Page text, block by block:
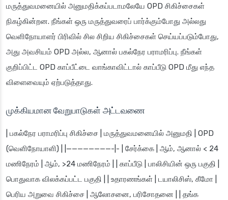
மருத்துவமனையில் அனுமதிக்கப்படாமலேயே OPD சிகிச்சைகள்
நிகழ்கின்றன. நீங்கள் ஒரு மருத்துவரைப் பார்க்கும்போது அல்லது
வெளிநோயாளர் பிரிவில் சில சிறிய சிகிச்சைகள் செய்யப்படும்போது,
அது அவசியம் OPD அல்ல, ஆனால் பகல்நேர பராமரிப்பு. நீங்கள்
குறிப்பிட்ட OPD காப்பீட்டை வாங்காவிட்டால் காப்பீடு OPD மீது எந்த
விளைவையும் ஏற்படுத்தாது.
முக்கியமான வேறுபாடுகள் அட்டவணை
| பகல்நேர பராமரிப்பு சிகிச்சை | மருத்துவமனையில் அனுமதி | OPD
(வெளிநோயாளி) | |————————-|- | சேர்க்கை | ஆம், ஆனால் < 24
மணிநேரம் | ஆம், >24 மணிநேரம் | | காப்பீடு | பாலிசியின் ஒரு பகுதி |
பொதுவாக விலக்கப்பட்ட பகுதி | | உதாரணங்கள் | டயாலிசிஸ், கீமோ |
பெரிய அறுவை சிகிச்சை | ஆலோசனை, பரிசோதனை | | தங்க